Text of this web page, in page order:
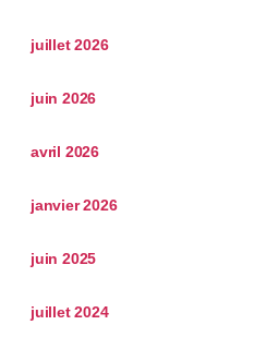
juillet 2026
juin 2026
avril 2026
janvier 2026
juin 2025
juillet 2024